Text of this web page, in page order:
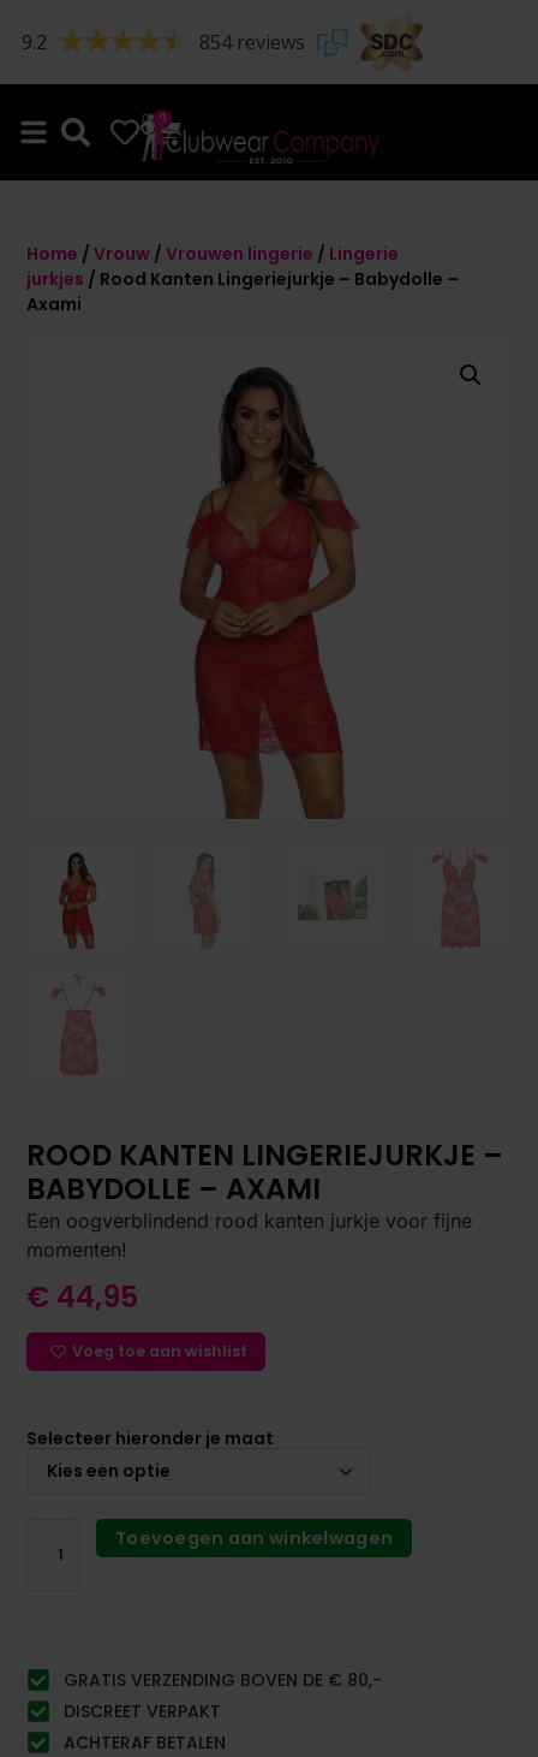
9.2 854 reviews
0 0
Home /Vrouw /Vrouwen lingerie / Lingerie
jurkjes / Rood Kanten Lingeriejurkje – Babydolle –
Axami
ROOD KANTEN LINGERIEJURKJE –
BABYDOLLE – AXAMI
Een oogverblindend rood kanten jurkje voor fijne
momenten!
€ 44,95
Voeg toe aan wishlist
Selecteer hieronder je maat
Toevoegen aan winkelwagen
GRATIS VERZENDING BOVEN DE € 80,-
DISCREET VERPAKT
ACHTERAF BETALEN